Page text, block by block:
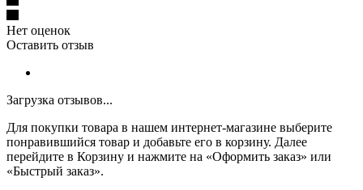
Нет оценок
Оставить отзыв
Загрузка отзывов...
Для покупки товара в нашем интернет-магазине выберите
понравившийся товар и добавьте его в корзину. Далее
перейдите в Корзину и нажмите на «Оформить заказ» или
«Быстрый заказ».